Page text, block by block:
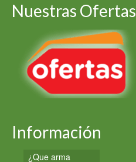
Nuestras Ofertas
Información
¿Que arma